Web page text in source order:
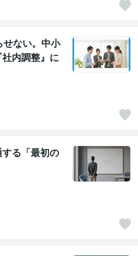
せない。中小
内調整』に
る「最初の